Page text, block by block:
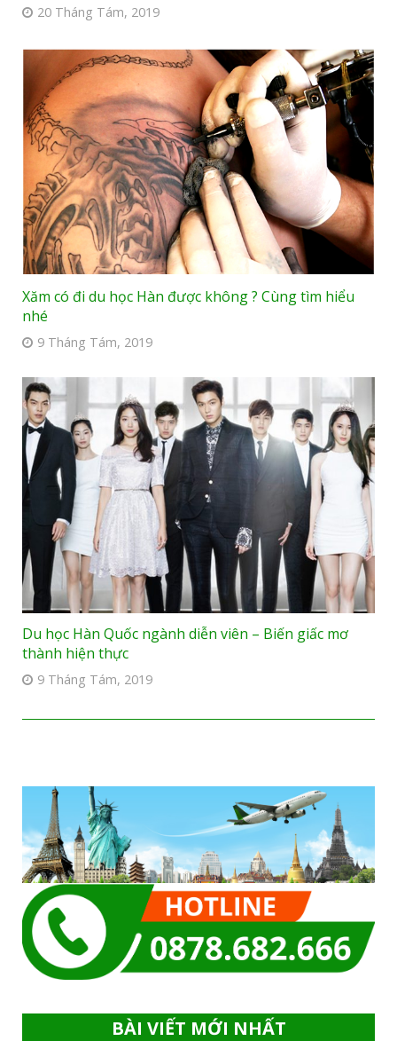
20 Tháng Tám, 2019
Xăm có đi du học Hàn được không ? Cùng tìm hiểu
nhé
9 Tháng Tám, 2019
Du học Hàn Quốc ngành diễn viên – Biến giấc mơ
thành hiện thực
9 Tháng Tám, 2019
BÀI VIẾT MỚI NHẤT